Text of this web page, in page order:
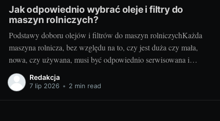
Jak odpowiednio wybrać oleje i filtry do
maszyn rolniczych?
Podstawy doboru olejów i filtrów do maszyn rolniczychKażda
maszyna rolnicza, bez względu na to, czy jest duża czy mała,
nowa, czy używana, musi być odpowiednio serwisowana i
konserwowana. Jednym z kluczowych elementów takiego
serwisu jak i codziennej eksploatacji jest dobór odpowiednich
Redakcja
7 lip 2026 • 2 min read